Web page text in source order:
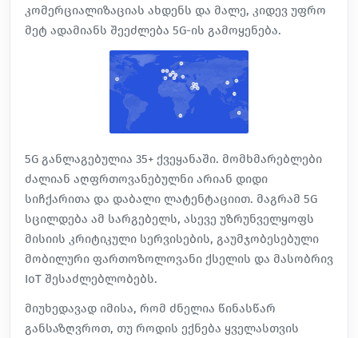
კომერციალიზაციას ახდენს და მალე, კიდევ უფრო
მეტ ადამიანს შეეძლება 5G-ის გამოყენება.
5G განლაგებულია 35+ ქვეყანაში. მომხმარებლები
ძალიან აღფრთოვანებულნი არიან დიდი
სიჩქარითა და დაბალი ლატენტაციით. მაგრამ 5G
სცილდება ამ სარგებელს, ასევე უზრუნველყოფს
მისიის კრიტიკული სერვისების, გაუმჯობესებული
მობილური ფართოზოლოვანი ქსელის და მასობრივ
IoT შესაძლებლობებს.
მიუხედავად იმისა, რომ ძნელია წინასწარ
განსაზღვროთ, თუ როდის ექნება ყველასთვის